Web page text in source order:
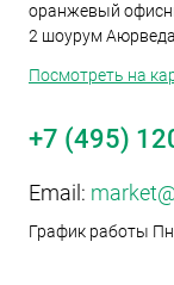
оранжевый
2 шоурум
Посмотреть на
+7 (495)
Email:
График работы